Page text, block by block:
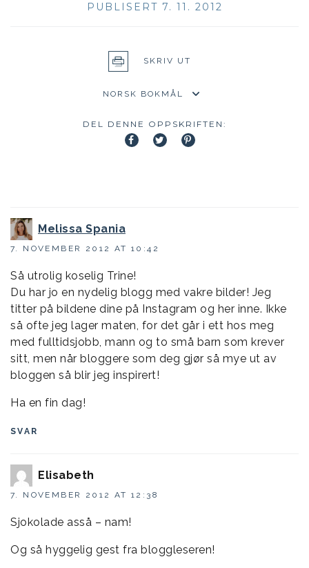
PUBLISERT 7. 11. 2012
SKRIV UT
DEL DENNE OPPSKRIFTEN:
Melissa Spania
7. NOVEMBER 2012 AT 10:42
Så utrolig koselig Trine!
Du har jo en nydelig blogg med vakre bilder! Jeg
titter på bildene dine på Instagram og her inne. Ikke
så ofte jeg lager maten, for det går i ett hos meg
med fulltidsjobb, mann og to små barn som krever
sitt, men når bloggere som deg gjør så mye ut av
bloggen så blir jeg inspirert!
Ha en fin dag!
SVAR
Elisabeth
7. NOVEMBER 2012 AT 12:38
Sjokolade asså – nam!
Og så hyggelig gest fra bloggleseren!